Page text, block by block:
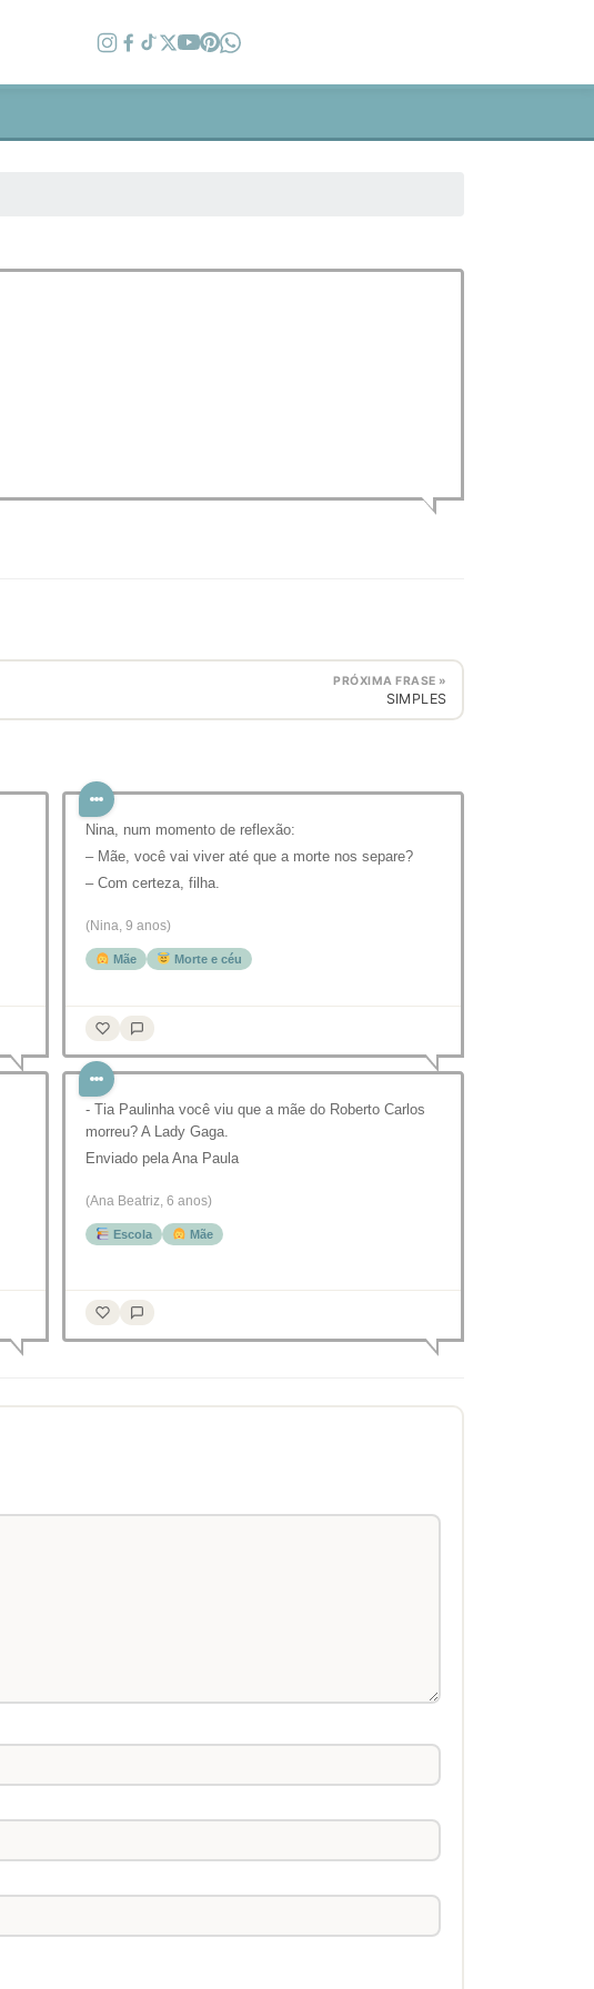
PRÓXIMA FRASE »
SIMPLES
Nina, num momento de reflexão:
– Mãe, você vai viver até que a morte nos separe?
– Com certeza, filha.
(Nina, 9 anos)
Mãe Morte e céu
- Tia Paulinha você viu que a mãe do Roberto Carlos
morreu? A Lady Gaga.
Enviado pela Ana Paula
(Ana Beatriz, 6 anos)
Escola Mãe